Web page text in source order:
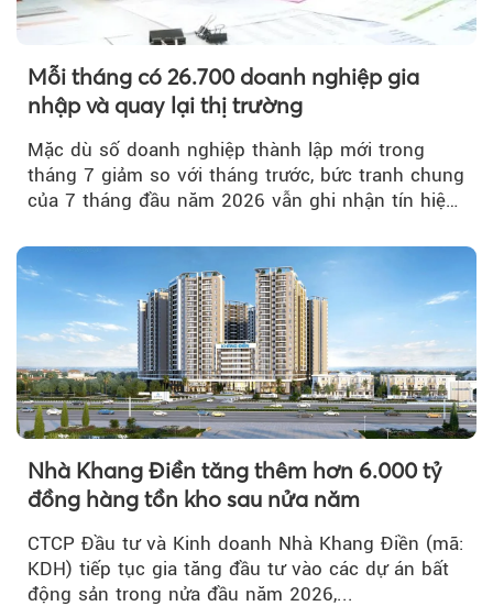
Mỗi tháng có 26.700 doanh nghiệp gia
nhập và quay lại thị trường
Mặc dù số doanh nghiệp thành lập mới trong
tháng 7 giảm so với tháng trước, bức tranh chung
của 7 tháng đầu năm 2026 vẫn ghi nhận tín hiệu
Nhà Khang Điền tăng thêm hơn 6.000 tỷ
đồng hàng tồn kho sau nửa năm
CTCP Đầu tư và Kinh doanh Nhà Khang Điền (mã:
KDH) tiếp tục gia tăng đầu tư vào các dự án bất
động sản trong nửa đầu năm 2026,...